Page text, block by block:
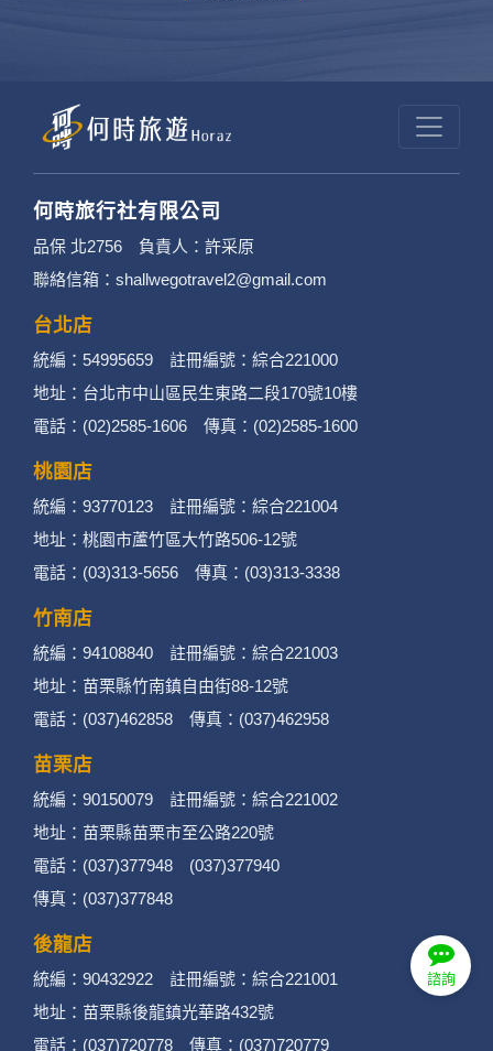
諮詢
何時旅行社有限公司
品保 北2756 負責人：許采原
聯絡信箱：shallwegotravel2@gmail.com
台北店
統編：54995659 註冊編號：綜合221000
地址：台北市中山區民生東路二段170號10樓
電話：(02)2585-1606 傳真：(02)2585-1600
桃園店
統編：93770123 註冊編號：綜合221004
地址：桃園市蘆竹區大竹路506-12號
電話：(03)313-5656 傳真：(03)313-3338
竹南店
統編：94108840 註冊編號：綜合221003
地址：苗栗縣竹南鎮自由街88-12號
電話：(037)462858 傳真：(037)462958
苗栗店
統編：90150079 註冊編號：綜合221002
地址：苗栗縣苗栗市至公路220號
電話：(037)377948 (037)377940
傳真：(037)377848
後龍店
統編：90432922 註冊編號：綜合221001
地址：苗栗縣後龍鎮光華路432號
電話：(037)720778 傳真：(037)720779